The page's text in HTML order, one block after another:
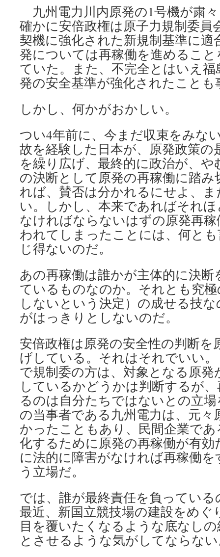
九州電力川内原発の1号機が粛
確かに安倍政権は原子力規制委員
契機に強化された新規制基準に
発については再稼働を進めるこ
ていた。また、不完全とはいえ福
発の安全基準が強化されたことも
しかし、何かがおかしい。
つい4年前に、今まだ収束をみな
故を経験した日本が、原発政策の
を繰り広げ、最終的に政治が、
の決断として原発の再稼働に踏
れば、賛否は分かれるにせよ、
い。しかし、本来であればそれ
なければならないはずの原発再
われてしまったことには、何と
じ得ないのだ。
あの再稼働は誰かが主体的に決
ているものなのか。それとも究極
しないという決定）の成せる技
がはっきりとしないのだ。
安倍政権は原発の安全性の判断を
げしている。それはそれでいい
で規制委の方は、対象となる原発
しているかどうかは判断するが
るのは自分たちではないとの立
の当事者である九州電力は、元々
かったこともあり、民間企業で
化するために原発の再稼働が有
に法的に障害がなければ再稼働
う立場だ。
では、誰が最終責任を負ってい
最近、新国立競技場の建設をめぐ
目を覆いたくなるような底なし
とさせるような気がしてならな